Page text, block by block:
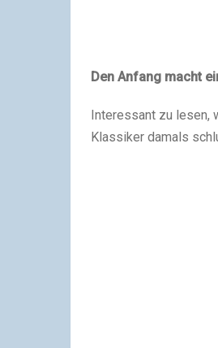
Den Anfang macht
Interessant zu lesen,
Klassiker damals